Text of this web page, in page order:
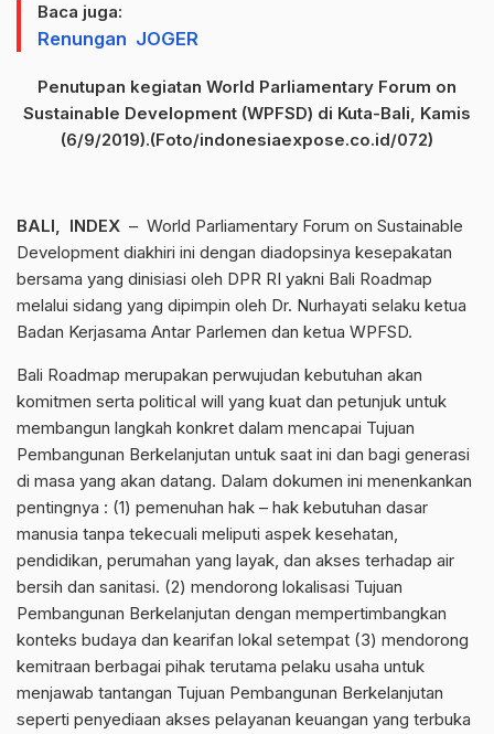
Baca juga:
Renungan JOGER
Penutupan kegiatan World Parliamentary Forum on
Sustainable Development (WPFSD) di Kuta-Bali, Kamis
(6/9/2019).(Foto/indonesiaexpose.co.id/072)
BALI, INDEX – World Parliamentary Forum on Sustainable
Development diakhiri ini dengan diadopsinya kesepakatan
bersama yang dinisiasi oleh DPR RI yakni Bali Roadmap
melalui sidang yang dipimpin oleh Dr. Nurhayati selaku ketua
Badan Kerjasama Antar Parlemen dan ketua WPFSD.
Bali Roadmap merupakan perwujudan kebutuhan akan
komitmen serta political will yang kuat dan petunjuk untuk
membangun langkah konkret dalam mencapai Tujuan
Pembangunan Berkelanjutan untuk saat ini dan bagi generasi
di masa yang akan datang. Dalam dokumen ini menenkankan
pentingnya : (1) pemenuhan hak – hak kebutuhan dasar
manusia tanpa tekecuali meliputi aspek kesehatan,
pendidikan, perumahan yang layak, dan akses terhadap air
bersih dan sanitasi. (2) mendorong lokalisasi Tujuan
Pembangunan Berkelanjutan dengan mempertimbangkan
konteks budaya dan kearifan lokal setempat (3) mendorong
kemitraan berbagai pihak terutama pelaku usaha untuk
menjawab tantangan Tujuan Pembangunan Berkelanjutan
seperti penyediaan akses pelayanan keuangan yang terbuka